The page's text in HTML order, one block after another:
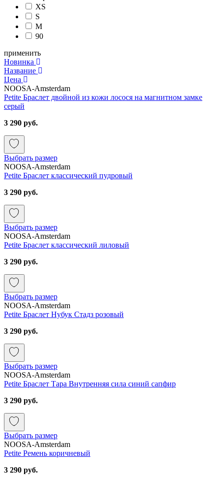
XS
S
M
90
применить
Новинка
Название
Цена
NOOSA-Amsterdam
Petite Браслет двойной из кожи лосося на магнитном замке
серый
3 290 руб.
Выбрать размер
NOOSA-Amsterdam
Petite Браслет классический пудровый
3 290 руб.
Выбрать размер
NOOSA-Amsterdam
Petite Браслет классический лиловый
3 290 руб.
Выбрать размер
NOOSA-Amsterdam
Petite Браслет Нубук Стадз розовый
3 290 руб.
Выбрать размер
NOOSA-Amsterdam
Petite Браслет Тара Внутренняя сила синий сапфир
3 290 руб.
Выбрать размер
NOOSA-Amsterdam
Petite Ремень коричневый
3 290 руб.